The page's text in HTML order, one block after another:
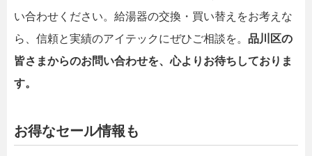
い合わせください。給湯器の交換・買い替えをお考えな
ら、信頼と実績のアイテックにぜひご相談を。 品川区の
皆さまからのお問い合わせを、心よりお待ちしておりま
す。
お得なセール情報も